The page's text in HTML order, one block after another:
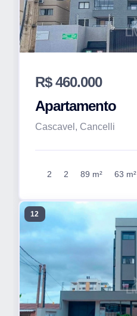
R$ 460.000
Apartamento
Cascavel, Cancelli
2 2 89 m² 63 m²
12